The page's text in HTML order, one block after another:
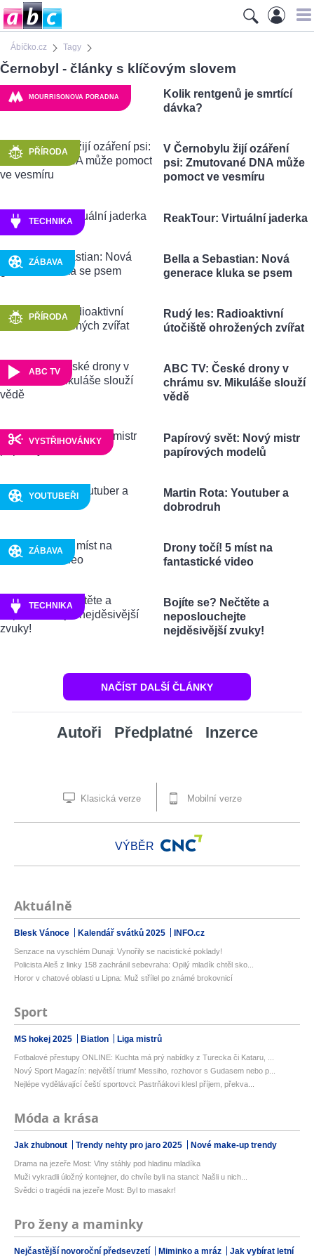
Ábíčko.cz Tagy
Černobyl - články s klíčovým slovem
MOURRISONOVA PORADNA
Kolik rentgenů je smrtící
dávka?
PŘÍRODA
V Černobylu žijí ozáření
psi: Zmutované DNA může
pomoct ve vesmíru
TECHNIKA ReakTour: Virtuální jaderka
ZÁBAVA
Bella a Sebastian: Nová
generace kluka se psem
PŘÍRODA
Rudý les: Radioaktivní
útočiště ohrožených zvířat
ABC TV
ABC TV: České drony v
chrámu sv. Mikuláše slouží
vědě
VYSTŘIHOVÁNKY
Papírový svět: Nový mistr
papírových modelů
YOUTUBEŘI
Martin Rota: Youtuber a
dobrodruh
ZÁBAVA
Drony točí! 5 míst na
fantastické video
TECHNIKA
Bojíte se? Nečtěte a
neposlouchejte
nejděsivější zvuky!
NAČÍST DALŠÍ ČLÁNKY
Autoři Předplatné Inzerce
Klasická verze Mobilní verze
VÝBĚR
Aktuálně
Blesk Vánoce Kalendář svátků 2025 INFO.cz
Senzace na vyschlém Dunaji: Vynořily se nacistické poklady!
Policista Aleš z linky 158 zachránil sebevraha: Opilý mladík chtěl sko...
Horor v chatové oblasti u Lipna: Muž střílel po známé brokovnicí
Sport
MS hokej 2025 Biatlon Liga mistrů
Fotbalové přestupy ONLINE: Kuchta má prý nabídky z Turecka či Kataru, ...
Nový Sport Magazín: největší triumf Messiho, rozhovor s Gudasem nebo p...
Nejlépe vydělávající čeští sportovci: Pastrňákovi klesl příjem, překva...
Móda a krása
Jak zhubnout Trendy nehty pro jaro 2025 Nové make-up trendy
Drama na jezeře Most: Vlny stáhly pod hladinu mladíka
Muži vykradli úložný kontejner, do chvíle byli na stanci: Našli u nich...
Svědci o tragédii na jezeře Most: Byl to masakr!
Pro ženy a maminky
Nejčastější novoroční předsevzetí Miminko a mráz Jak vybírat letní